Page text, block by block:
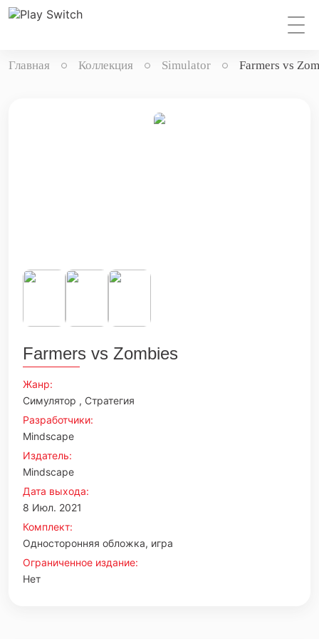
Главная Коллекция Simulator Farmers vs
Farmers vs Zombies
Жанр:
Симулятор , Стратегия
Разработчики:
Mindscape
Издатель:
Mindscape
Дата выхода:
8 Июл. 2021
Комплект:
Односторонняя обложка, игра
Ограниченное издание:
Нет